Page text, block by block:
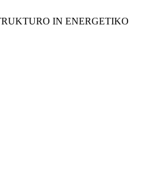
IN ENERGETIKO